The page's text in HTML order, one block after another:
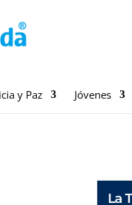
y Paz Jóvenes
La